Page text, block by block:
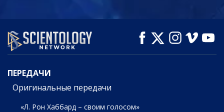
СМОТРЕТЬ СМОТРЕТЬ
СМОТРЕТЬ
ПЕРЕДАЧИ
ПЕРЕДАЧИ
Оригинальные передачи
«Л. Рон Хаббард – своим голосом»